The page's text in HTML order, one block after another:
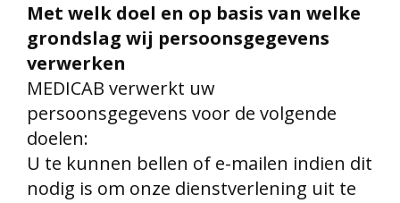
Met welk doel en op basis van welke
grondslag wij persoonsgegevens
verwerken
MEDICAB verwerkt uw
persoonsgegevens voor de volgende
doelen:
U te kunnen bellen of e-mailen indien dit
nodig is om onze dienstverlening uit te